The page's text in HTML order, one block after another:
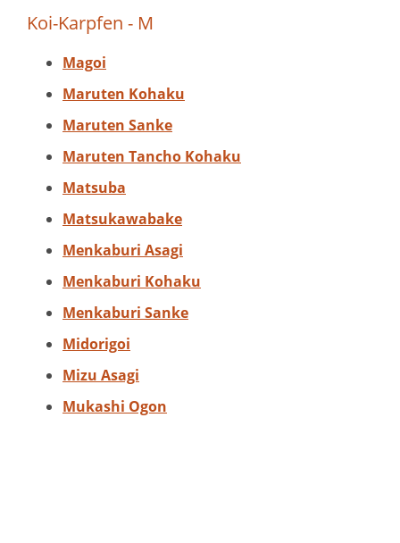
Koi-Karpfen - M
Magoi
Maruten Kohaku
Maruten Sanke
Maruten Tancho Kohaku
Matsuba
Matsukawabake
Menkaburi Asagi
Menkaburi Kohaku
Menkaburi Sanke
Midorigoi
Mizu Asagi
Mukashi Ogon